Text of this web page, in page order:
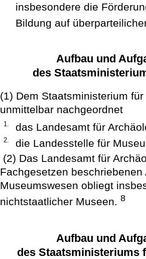
insbesondere die
Bildung auf
Aufbau und
des
(1) Dem Staatsministerium
unmittelbar nachgeordnet
1. das Landesamt für
2.
die Landesstelle für
(2) Das Landesamt für
Fachgesetzen
Museumswesen obliegt
nichtstaatlicher Museen.8
Aufbau und
des Staatsministeriums